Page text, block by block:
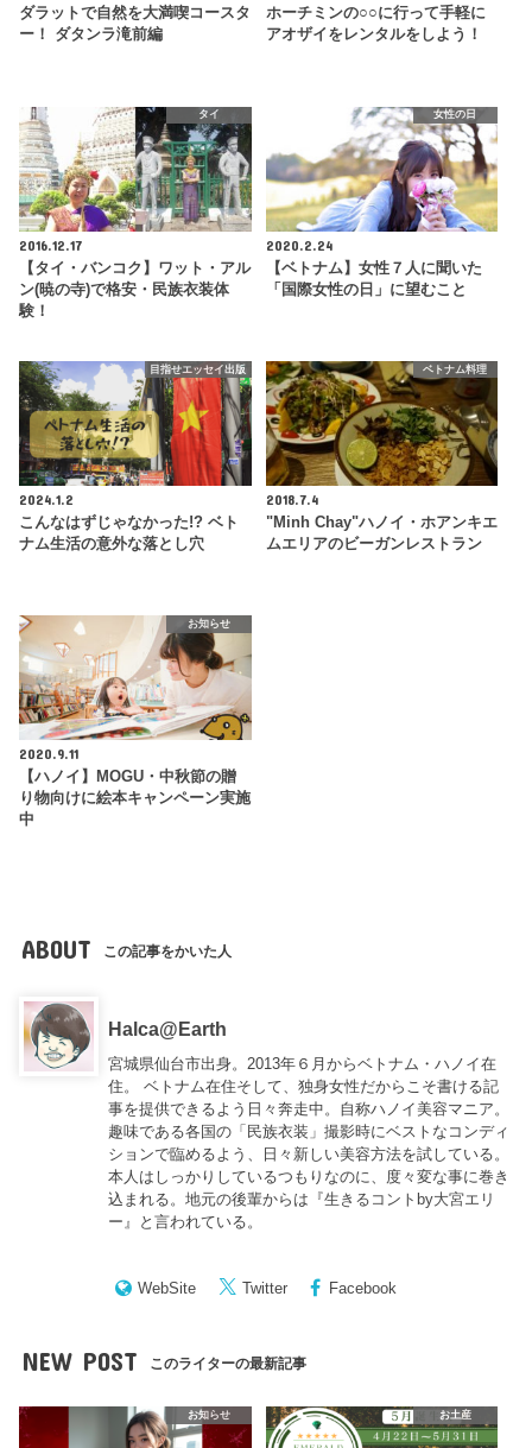
ダラットで自然を大満喫コースタ
ー！ ダタンラ滝前編
ホーチミンの○○に行って手軽に
アオザイをレンタルをしよう！
タイ
2016.12.17
【タイ・バンコク】ワット・アル
ン(暁の寺)で格安・民族衣装体
験！
女性の日
2020.2.24
【ベトナム】女性７人に聞いた
「国際女性の日」に望むこと
目指せエッセイ出版
2024.1.2
こんなはずじゃなかった!? ベト
ナム生活の意外な落とし穴
ベトナム料理
2018.7.4
"Minh Chay"ハノイ・ホアンキエ
ムエリアのビーガンレストラン
お知らせ
2020.9.11
【ハノイ】MOGU・中秋節の贈
り物向けに絵本キャンペーン実施
中
ABOUT この記事をかいた人
Halca@Earth
宮城県仙台市出身。2013年６月からベトナム・ハノイ在
住。 ベトナム在住そして、独身女性だからこそ書ける記
事を提供できるよう日々奔走中。自称ハノイ美容マニア。
趣味である各国の「民族衣装」撮影時にベストなコンディ
ションで臨めるよう、日々新しい美容方法を試している。
本人はしっかりしているつもりなのに、度々変な事に巻き
込まれる。地元の後輩からは『生きるコントby大宮エリ
ー』と言われている。
WebSite Twitter Facebook
NEW POST このライターの最新記事
お知らせ お土産